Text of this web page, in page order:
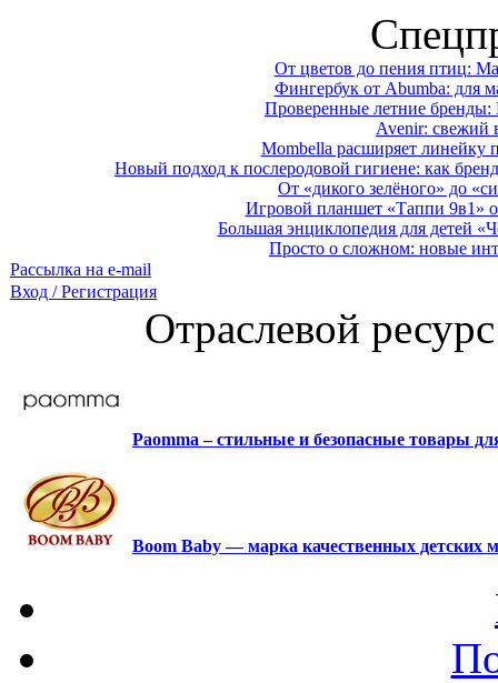
От цветов до пения птиц:
Фингербук от Abumba: для
Проверенные летние
Avenir: свежий
Mombella расширяет линейку
Новый подход к послеродовой гигиене: как
От «дикого зелёного» до
Игровой планшет «Таппи 9в1»
Большая энциклопедия для детей
Просто о сложном: новые
Рассылка на e-mail
Вход / Регистрация
Отраслевой
Paomma – стильные и безопасные товары
Boom Baby — марка качественных детских